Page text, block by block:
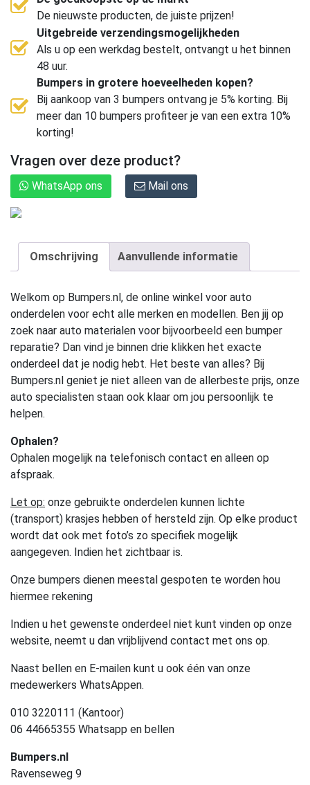
De nieuwste producten, de juiste prijzen!
Uitgebreide verzendingsmogelijkheden
Als u op een werkdag bestelt, ontvangt u het binnen
48 uur.
Bumpers in grotere hoeveelheden kopen?
Bij aankoop van 3 bumpers ontvang je 5% korting. Bij
meer dan 10 bumpers profiteer je van een extra 10%
korting!
Vragen over deze product?
WhatsApp ons Mail ons
Omschrijving Aanvullende informatie
Welkom op Bumpers.nl, de online winkel voor auto
onderdelen voor echt alle merken en modellen. Ben jij op
zoek naar auto materialen voor bijvoorbeeld een bumper
reparatie? Dan vind je binnen drie klikken het exacte
onderdeel dat je nodig hebt. Het beste van alles? Bij
Bumpers.nl geniet je niet alleen van de allerbeste prijs, onze
auto specialisten staan ook klaar om jou persoonlijk te
helpen.
Ophalen?
Ophalen mogelijk na telefonisch contact en alleen op
afspraak.
Let op: onze gebruikte onderdelen kunnen lichte
(transport) krasjes hebben of hersteld zijn. Op elke product
wordt dat ook met foto’s zo specifiek mogelijk
aangegeven. Indien het zichtbaar is.
Onze bumpers dienen meestal gespoten te worden hou
hiermee rekening
Indien u het gewenste onderdeel niet kunt vinden op onze
website, neemt u dan vrijblijvend contact met ons op.
Naast bellen en E-mailen kunt u ook één van onze
medewerkers WhatsAppen.
010 3220111 (Kantoor)
06 44665355 Whatsapp en bellen
Bumpers.nl
Ravenseweg 9